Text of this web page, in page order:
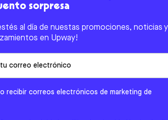
sorpresa
al día de nuestas promociones, noticias y
en Upway!
recibir correos electrónicos de marketing de